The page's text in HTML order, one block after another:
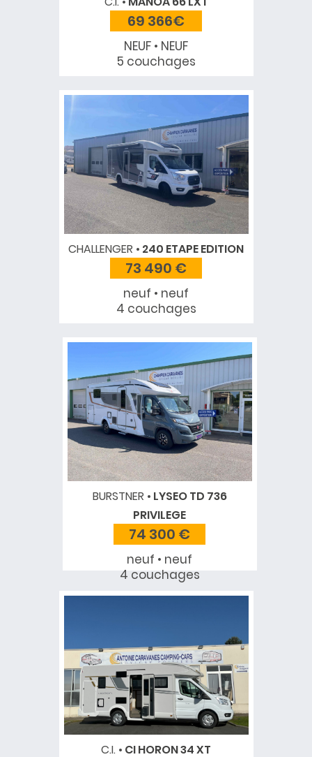
69 366€
NEUF • NEUF
5 couchages
CHALLENGER 240 ETAPE EDITION
73 490 €
neuf • neuf
4 couchages
BURSTNER
LYSEO TD 736
PRIVILEGE
74 300 €
neuf • neuf
4 couchages
C.I. CI HORON 34 XT